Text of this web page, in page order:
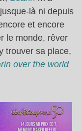
là ni depuis
et encore
le monde, rêver
trouver sa place,
over the world